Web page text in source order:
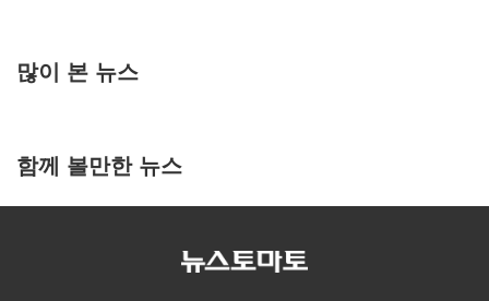
많이 본 뉴스
함께 볼만한 뉴스